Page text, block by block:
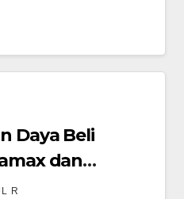
Daya Beli
dan
jadi BBM
R